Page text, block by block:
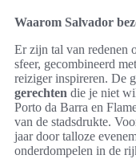
Waarom Salvador
Er zijn tal van redenen
sfeer, gecombineerd
reiziger inspireren. De
gerechten die je niet
Porto da Barra en
van de stadsdrukte.
jaar door talloze
onderdompelen in de